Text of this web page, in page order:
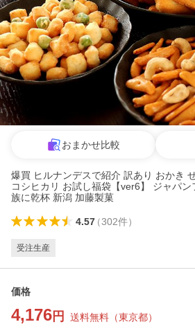
おまかせ比較
爆買 ヒルナンデスで紹介 訳あり おかき
コシヒカリ お試し福袋【ver6】 ジャパ
族に乾杯 新潟 加藤製菓
4.57（302件）
受注生産
価格
4,176 円 送料無料 （東京都）